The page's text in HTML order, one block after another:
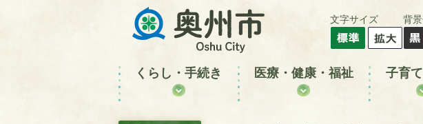
文字サイズ 背
くらし・手続き 医療・健康・福祉 子育